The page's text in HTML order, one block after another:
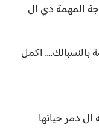
المهمة دي ال
اكمل
دمر حياتها